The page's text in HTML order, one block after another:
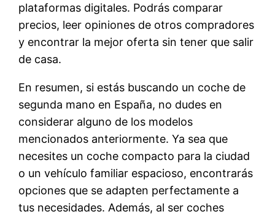
plataformas digitales. Podrás comparar
precios, leer opiniones de otros compradores
y encontrar la mejor oferta sin tener que salir
de casa.
En resumen, si estás buscando un coche de
segunda mano en España, no dudes en
considerar alguno de los modelos
mencionados anteriormente. Ya sea que
necesites un coche compacto para la ciudad
o un vehículo familiar espacioso, encontrarás
opciones que se adapten perfectamente a
tus necesidades. Además, al ser coches